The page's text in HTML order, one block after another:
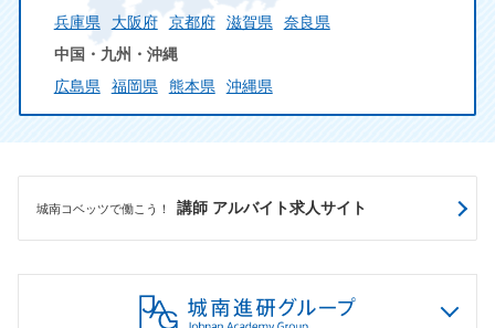
兵庫県
大阪府 京都府 滋賀県
奈良県
中国・九州・沖縄
広島県
福岡県 熊本県 沖縄県
城南コベッツで働こう！ 講師 アルバイト求人サイト